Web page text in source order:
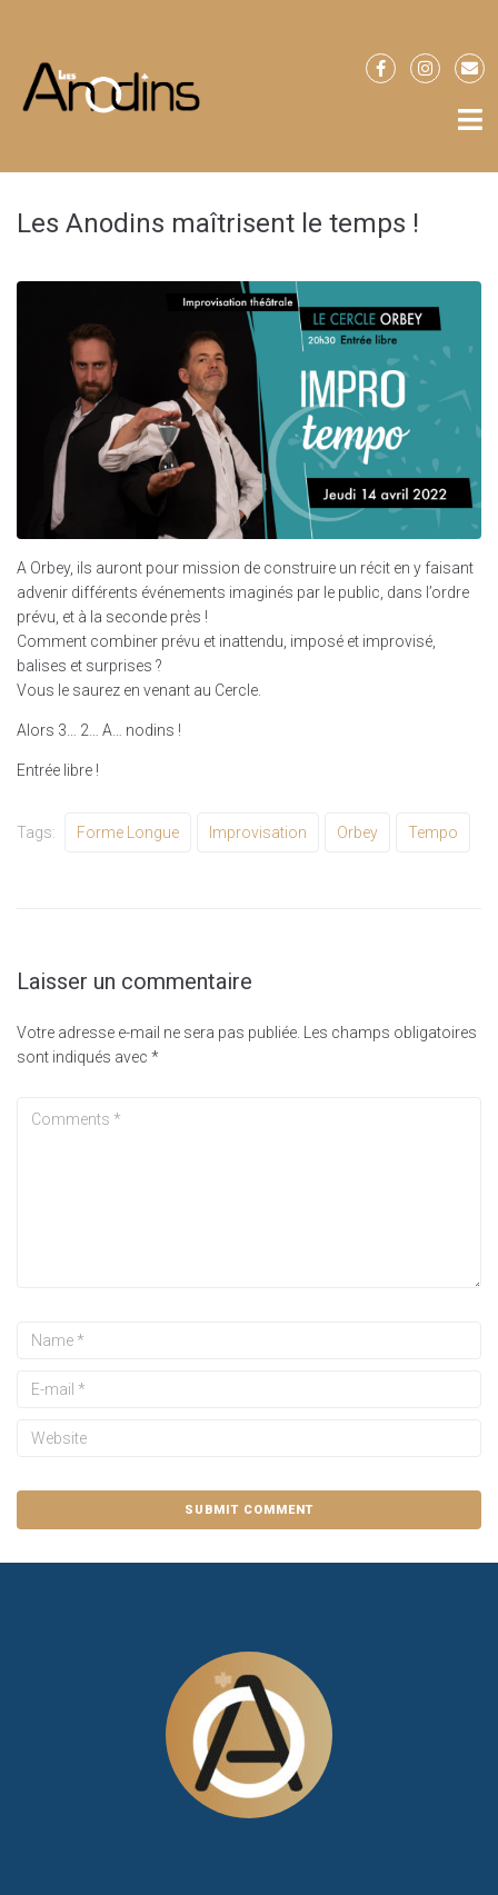
Les Anodins maîtrisent le temps !
A Orbey, ils auront pour mission de construire un récit en y faisant
advenir différents événements imaginés par le public, dans l’ordre
prévu, et à la seconde près !
Comment combiner prévu et inattendu, imposé et improvisé,
balises et surprises ?
Vous le saurez en venant au Cercle.
Alors 3… 2… A… nodins !
Entrée libre !
Tags: Forme Longue Improvisation Orbey Tempo
Laisser un commentaire
Votre adresse e-mail ne sera pas publiée. Les champs obligatoires
sont indiqués avec *